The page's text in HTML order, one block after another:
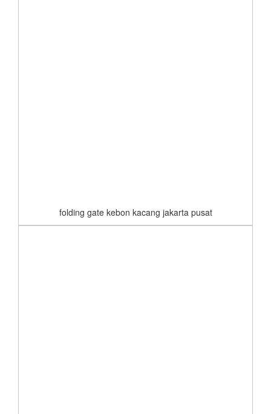
folding gate kebon kacang jakarta pusat